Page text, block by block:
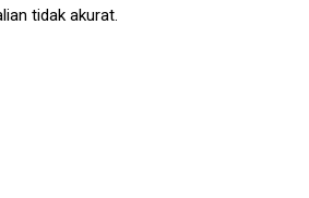
tidak akurat.